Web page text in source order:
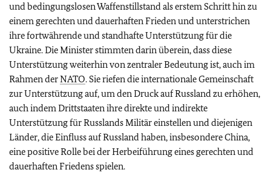
und bedingungslosen Waffenstillstand als erstem Schritt hin zu
einem gerechten und dauerhaften Frieden und unterstrichen
ihre fortwährende und standhafte Unterstützung für die
Ukraine.Die Minister stimmten darin überein, dass diese
Unterstützung weiterhin von zentraler Bedeutung ist, auch im
Rahmen derNATO. Sie riefen die internationale Gemeinschaft
zur Unterstützung auf, um den Druck auf Russland zu erhöhen,
auch indem Drittstaaten ihre direkte und indirekte
Unterstützung für Russlands Militär einstellen und diejenigen
Länder, die Einfluss auf Russland haben, insbesondere China,
eine positive Rolle bei der Herbeiführung eines gerechten und
dauerhaften Friedens spielen.